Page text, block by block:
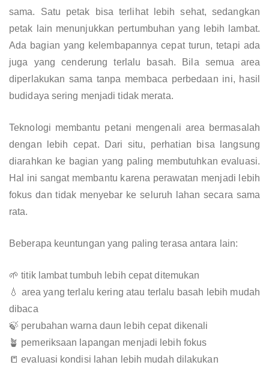
sama. Satu petak bisa terlihat lebih sehat, sedangkan
petak lain menunjukkan pertumbuhan yang lebih lambat.
Ada bagian yang kelembapannya cepat turun, tetapi ada
juga yang cenderung terlalu basah. Bila semua area
diperlakukan sama tanpa membaca perbedaan ini, hasil
budidaya sering menjadi tidak merata.
Teknologi membantu petani mengenali area bermasalah
dengan lebih cepat. Dari situ, perhatian bisa langsung
diarahkan ke bagian yang paling membutuhkan evaluasi.
Hal ini sangat membantu karena perawatan menjadi lebih
fokus dan tidak menyebar ke seluruh lahan secara sama
rata.
Beberapa keuntungan yang paling terasa antara lain:
🌱 titik lambat tumbuh lebih cepat ditemukan
💧 area yang terlalu kering atau terlalu basah lebih mudah
dibaca
🍃 perubahan warna daun lebih cepat dikenali
🪴 pemeriksaan lapangan menjadi lebih fokus
📒 evaluasi kondisi lahan lebih mudah dilakukan